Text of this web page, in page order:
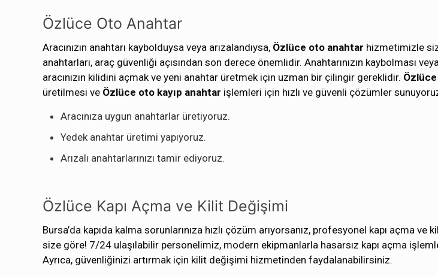
Özlüce Oto Anahtar
Aracınızın anahtarı kaybolduysa veya arızalandıysa, Özlüce oto anahtar hizmetimizle
anahtarları, araç güvenliği açısından son derece önemlidir. Anahtarınızın kaybolması
aracınızın kilidini açmak ve yeni anahtar üretmek için uzman bir çilingir gereklidir.
üretilmesi ve Özlüce oto kayıp anahtar işlemleri için hızlı ve güvenli çözümler
Aracınıza uygun anahtarlar üretiyoruz.
Yedek anahtar üretimi yapıyoruz.
Arızalı anahtarlarınızı tamir ediyoruz.
Özlüce Kapı Açma ve Kilit Değişimi
Bursa’da kapıda kalma sorunlarınıza hızlı çözüm arıyorsanız, profesyonel kapı açma
size göre! 7/24 ulaşılabilir personelimiz, modern ekipmanlarla hasarsız kapı açma
Ayrıca, güvenliğinizi artırmak için kilit değişimi hizmetinden faydalanabilirsiniz.